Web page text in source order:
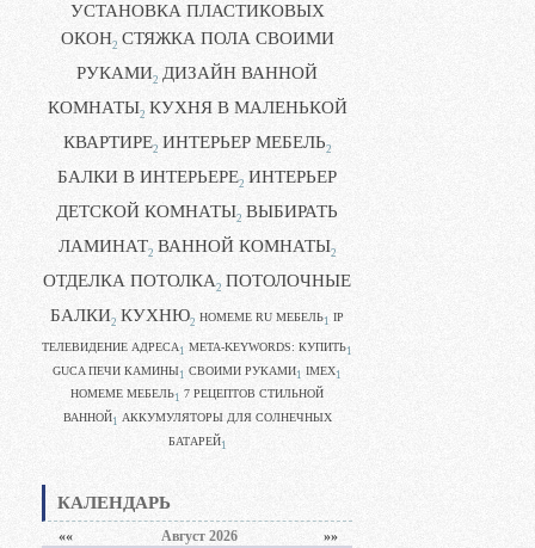
УСТАНОВКА ПЛАСТИКОВЫХ
ОКОН2 СТЯЖКА ПОЛА СВОИМИ
РУКАМИ2 ДИЗАЙН ВАННОЙ
КОМНАТЫ2 КУХНЯ В МАЛЕНЬКОЙ
КВАРТИРЕ2 ИНТЕРЬЕР МЕБЕЛЬ2
БАЛКИ В ИНТЕРЬЕРЕ2 ИНТЕРЬЕР
ДЕТСКОЙ КОМНАТЫ2 ВЫБИРАТЬ
ЛАМИНАТ2 ВАННОЙ КОМНАТЫ2
ОТДЕЛКА ПОТОЛКА2 ПОТОЛОЧНЫЕ
БАЛКИ2 КУХНЮ2 HOMEME RU МЕБЕЛЬ1 IP
ТЕЛЕВИДЕНИЕ АДРЕСА 1 META-KEYWORDS: КУПИТЬ1
GUCA ПЕЧИ КАМИНЫ1 CВОИМИ РУКАМИ1 IMEX1
HOMEME МЕБЕЛЬ1 7 РЕЦЕПТОВ СТИЛЬНОЙ
ВАННОЙ1 АККУМУЛЯТОРЫ ДЛЯ СОЛНЕЧНЫХ
БАТАРЕЙ1
КАЛЕНДАРЬ
«« Август 2026 »»